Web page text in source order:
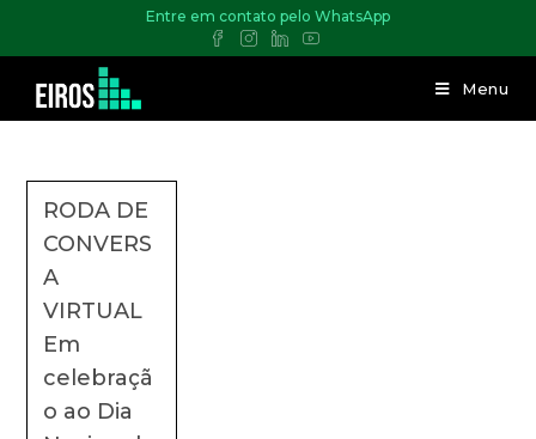
Entre em contato pelo WhatsApp
Menu
RODA DE
CONVERS
A
VIRTUAL
Em
celebraçã
o ao Dia